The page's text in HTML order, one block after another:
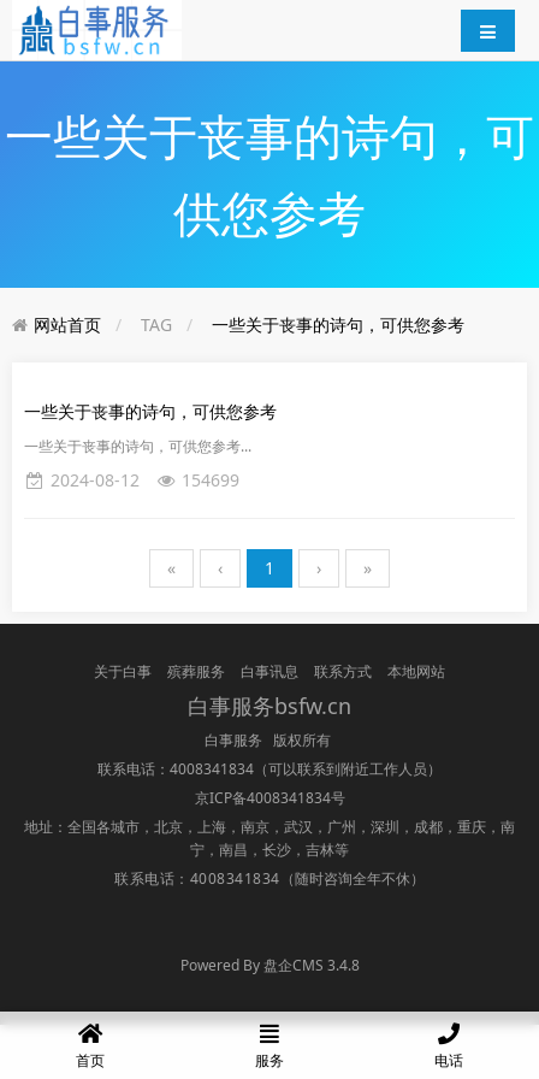
一些关于丧事的诗句，可
供您参考
网站首页 TAG 一些关于丧事的诗句，可供您参考
一些关于丧事的诗句，可供您参考
一些关于丧事的诗句，可供您参考...
2024-08-12 154699
« ‹ 1 › »
关于白事 殡葬服务 白事讯息 联系方式 本地网站
白事服务bsfw.cn
白事服务 版权所有
联系电话：4008341834 （可以联系到附近工作人员）
京ICP备4008341834号
地址：全国各城市，北京，上海，南京，武汉，广州，深圳，成都，重庆，南
宁，南昌，长沙，吉林等
联系电话：4008341834 （随时咨询全年不休）
Powered By 盘企CMS 3.4.8
盘企CMS
首页 服务 电话